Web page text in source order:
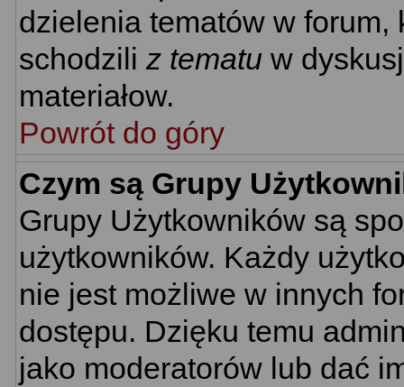
dzielenia tematów w
schodzili z tematu w
materiałow.
Powrót do góry
Czym są Grupy
Grupy Użytkowników są
użytkowników. Każdy
nie jest możliwe w innych
dostępu. Dzięku temu
jako moderatorów lub dać